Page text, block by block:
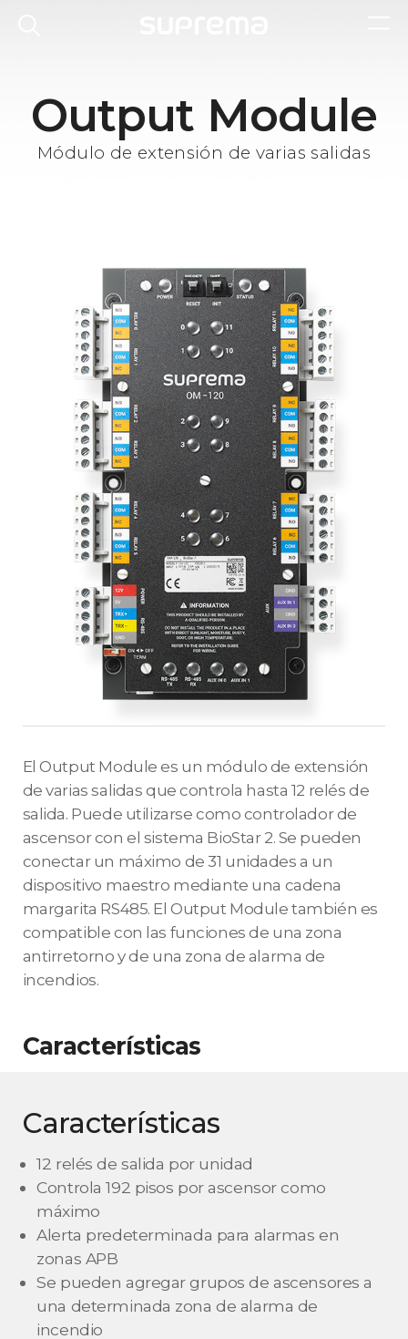
Output Module
Módulo de extensión de varias salidas
El Output Module es un módulo de extensión
de varias salidas que controla hasta 12 relés de
salida. Puede utilizarse como controlador de
ascensor con el sistema BioStar 2. Se pueden
conectar un máximo de 31 unidades a un
dispositivo maestro mediante una cadena
margarita RS485. El Output Module también es
compatible con las funciones de una zona
antirretorno y de una zona de alarma de
incendios.
Características
Características
12 relés de salida por unidad
Controla 192 pisos por ascensor como
máximo
Alerta predeterminada para alarmas en
zonas APB
Se pueden agregar grupos de ascensores a
una determinada zona de alarma de
incendio